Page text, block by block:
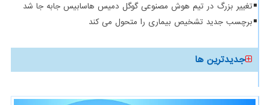
تغییر بزرگ در تیم هوش مصنوعی گوگل دمیس هاسابیس جابه جا شد
برچسب جدید تشخیص بیماری را متحول می کند
جدیدترین ها